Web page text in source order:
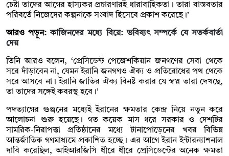
চেষ্টা তাদের আগের হাস্যকর প্রচারণারই ধারাবাহিকতা। তারা বাস্তবতার
পরিবর্তে নিজেদের কল্পনাকে সংবাদ হিসেবে প্রকাশ করেছে।’
আরও পড়ুন:কাজিনদের মধ্যে বিয়ে: ভবিষ্যৎ সম্পর্কে যে সতর্কবার্তা
দেয়
তিনি আরও বলেন, ‘প্রেসিডেন্ট পেজেশকিয়ান জনগণের সেবা থেকে
সরে দাঁড়াবেন না, যেমন ইরানি জনগণও ঐক্য ও প্রতিরোধের পথ থেকে
সরে আসবে না। ইরানি জাতির ঐক্য বিনষ্ট করার যে স্বপ্ন তারা দেখছে,
তা তাদের সঙ্গেই কবরস্থ হবে।’
পদত্যাগের গুঞ্জনের মধ্যেই ইরানের ক্ষমতার কেন্দ্র নিয়ে নতুন করে
আলোচনা শুরু হয়েছে। গত কয়েক মাস ধরে সরকার ও দেশটির
সামরিক-নিরাপত্তা প্রতিষ্ঠানের মধ্যে টানাপোড়েনের খবর বিভিন্ন
আন্তর্জাতিক গণমাধ্যমে প্রকাশিত হচ্ছে। এর আগে ইরান ইন্টারন্যাশনাল
দাবি করেছিল, আইআরজিসি ধীরে ধীরে প্রেসিডেন্টের অনেক ক্ষমতা